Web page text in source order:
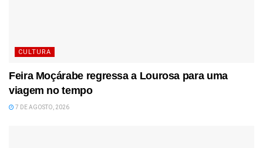
CULTURA
Feira Moçárabe regressa a Lourosa para uma
viagem no tempo
7 DE AGOSTO, 2026